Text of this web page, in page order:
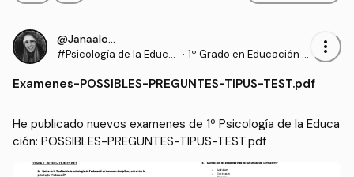
@Janaalonso
#Psicología de la Educa
· 1º Grado en Educación P
more_vert
Examenes-POSSIBLES-PREGUNTES-TIPUS-TEST.pdf
He publicado nuevos examenes de 1º Psicología de la Educa
ción: POSSIBLES-PREGUNTES-TIPUS-TEST.pdf